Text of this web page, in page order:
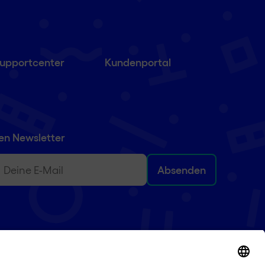
Kundenportal
Newsletter
(erforderlich)